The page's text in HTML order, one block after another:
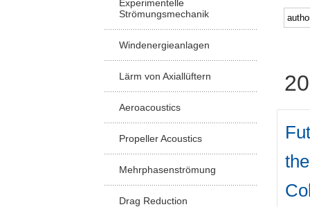
Experimentelle
Strömungsmechanik
Windenergieanlagen
Lärm von Axiallüftern
Aeroacoustics
Propeller Acoustics
Mehrphasenströmung
Drag Reduction